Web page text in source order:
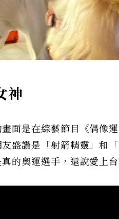
神
面是在綜藝節目《偶像
盛讚是「射箭精靈」和
的奧運選手，還說愛上